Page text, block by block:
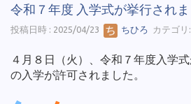
令和７年度 入学式が挙行されま
投稿日時 : 2025/04/23 ちひろ カテゴリ:
４月８日（火）、令和７年度入学
の入学が許可されました。